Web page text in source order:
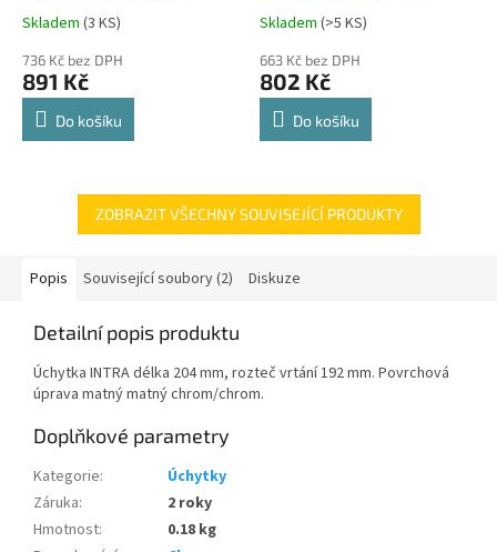
Comfort Spin 360° otočná
police 8kg
Průměrné
produktu
je
4,8
Skladem (3 KS)
736 Kč bez DPH
891 Kč
Do košíku
Průměrné
produktu
je
4,8
Skladem (>5 KS)
663 Kč bez DPH
802 Kč
Do košíku
ZOBRAZIT VŠECHNY SOUVISEJÍCÍ PRODUKTY
Popis Související soubory (2) Diskuze
Detailní popis produktu
Úchytka INTRA délka 204 mm, rozteč vrtání 192 mm. Povrchová
úprava matný matný chrom/chrom.
Doplňkové parametry
Kategorie:
Úchytky
Záruka:
2 roky
Hmotnost:
0.18 kg